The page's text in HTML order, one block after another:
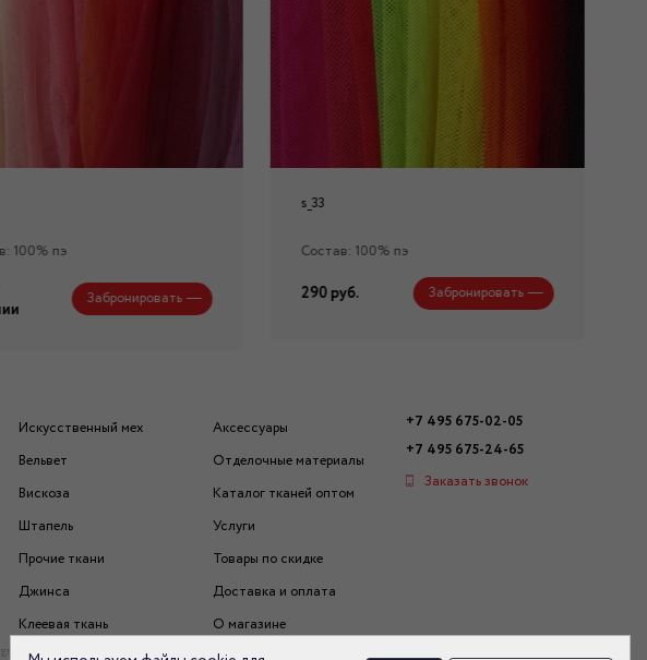
100% пэ
Забронировать
s_33
Состав: 100% пэ
290 руб. Забронировать
Искусственный мех
Вельвет
Вискоза
Штапель
Прочие ткани
Джинса
Клеевая ткань
Аксессуары
Отделочные материалы
Каталог тканей оптом
Услуги
Товары по скидке
Доставка и оплата
О магазине
+7 495 675-02-05
+7 495 675-24-65
Заказать звонок